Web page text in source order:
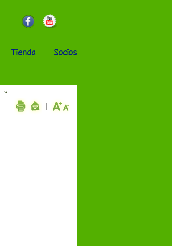
Socios
Tienda
»